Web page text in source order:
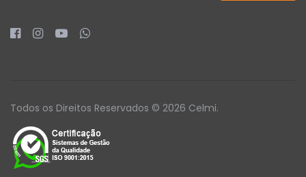
Todos os Direitos Reservados © 2026 Celmi.